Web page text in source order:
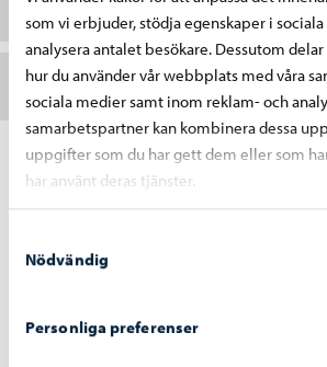
som vi erbjuder, stödja egenskaper i
analysera antalet besökare. Dessutom
hur du använder vår webbplats med våra
sociala medier samt inom reklam- och
samarbetspartner kan kombinera dessa
uppgifter som du har gett dem eller som
har använt deras tjänster.
Nödvändig
Personliga preferenser
Respect-alias
Another Day in Paradise – tolka
Vem är flykting? (längd 2:50)